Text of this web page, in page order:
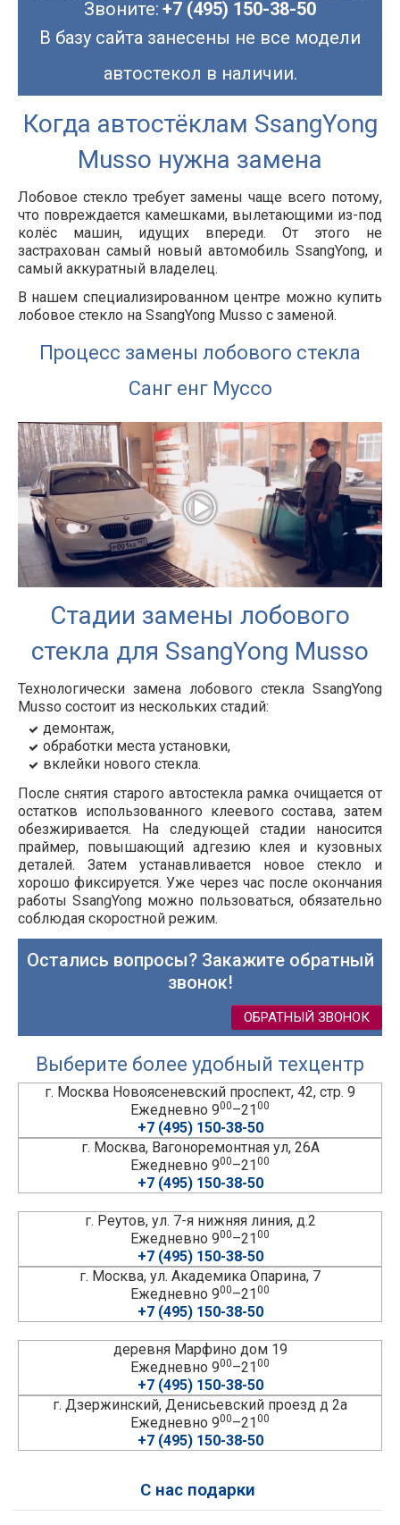
Звоните: +7 (495) 150-38-50
В базу сайта занесены не все модели
автостекол в наличии.
Когда автостёклам SsangYong
Musso нужна замена
Лобовое стекло требует замены чаще всего потому,
что повреждается камешками, вылетающими из-под
колёс машин, идущих впереди. От этого не
застрахован самый новый автомобиль SsangYong, и
самый аккуратный владелец.
В нашем специализированном центре можно купить
лобовое стекло на SsangYong Musso с заменой.
Процесс замены лобового стекла
Санг енг Муссо
Стадии замены лобового
стекла для SsangYong Musso
Технологически замена лобового стекла SsangYong
Musso состоит из нескольких стадий:
демонтаж,
обработки места установки,
вклейки нового стекла.
После снятия старого автостекла рамка очищается от
остатков использованного клеевого состава, затем
обезжиривается. На следующей стадии наносится
праймер, повышающий адгезию клея и кузовных
деталей. Затем устанавливается новое стекло и
хорошо фиксируется. Уже через час после окончания
работы SsangYong можно пользоваться, обязательно
соблюдая скоростной режим.
Остались вопросы? Закажите обратный
звонок!
ОБРАТНЫЙ ЗВОНОК
Выберите более удобный техцентр
г. Москва Новоясеневский проспект, 42, стр. 9
Ежедневно 900–2100
+7 (495) 150-38-50
г. Москва, Вагоноремонтная ул, 26А
Ежедневно 900–2100
+7 (495) 150-38-50
г. Реутов, ул. 7-я нижняя линия, д.2
Ежедневно 900–2100
+7 (495) 150-38-50
г. Москва, ул. Академика Опарина, 7
Ежедневно 900–2100
+7 (495) 150-38-50
деревня Марфино дом 19
Ежедневно 900–2100
+7 (495) 150-38-50
г. Дзержинский, Денисьевский проезд д 2а
Ежедневно 900–2100
+7 (495) 150-38-50
С нас подарки